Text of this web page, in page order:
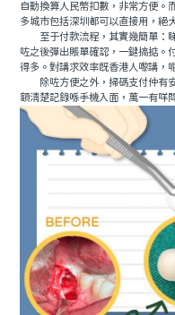
自動換算人民幣扣數，非常方便。
多城市包括深圳都可以直接用，絕
至于付款流程，其實幾簡單：睇
咗之後彈出賬單確認，一鍵搞掂。
得多。對講求效率既香港人嚟講，
除咗方便之外，掃碼支付仲有安
額清楚記錄喺手機入面，萬一有咩